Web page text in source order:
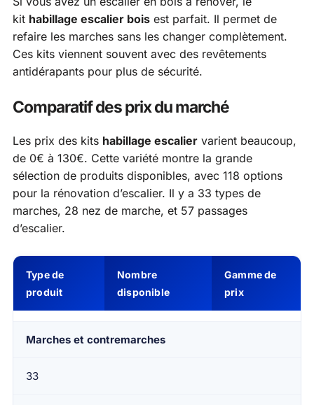
kit habillage escalier bois est parfait. Il permet de
refaire les marches sans les changer complètement.
Ces kits viennent souvent avec des revêtements
antidérapants pour plus de sécurité.
Comparatif des prix du marché
Les prix des kits habillage escalier varient beaucoup,
de 0€ à 130€. Cette variété montre la grande
sélection de produits disponibles, avec 118 options
pour la rénovation d’escalier. Il y a 33 types de
marches, 28 nez de marche, et 57 passages
d’escalier.
Type de
produit
Nombre
disponible
Gamme de
prix
Marches et contremarches
33